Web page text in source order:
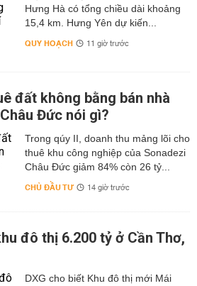
Hưng Hà có tổng chiều dài khoảng
15,4 km. Hưng Yên dự kiến...
QUY HOẠCH 11 giờ trước
đất không bằng bán nhà
Đức nói gì?
Trong qúy II, doanh thu mảng lõi cho
thuê khu công nghiệp của Sonadezi
Châu Đức giảm 84% còn 26 tỷ...
CHỦ ĐẦU TƯ 14 giờ trước
đô thị 6.200 tỷ ở Cần Thơ,
DXG cho biết Khu đô thị mới Mái